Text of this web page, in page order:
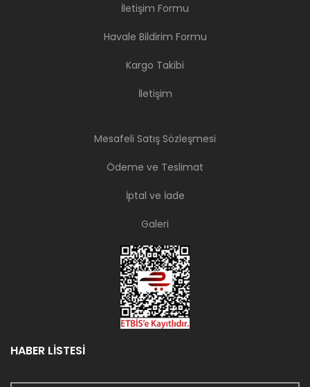
İletişim Formu
Havale Bildirim Formu
Kargo Takibi
İletişim
Mesafeli Satış Sözleşmesi
Ödeme ve Teslimat
İptal ve İade
Galeri
HABER LİSTESİ